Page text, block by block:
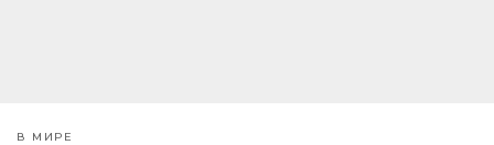
В МИРЕ